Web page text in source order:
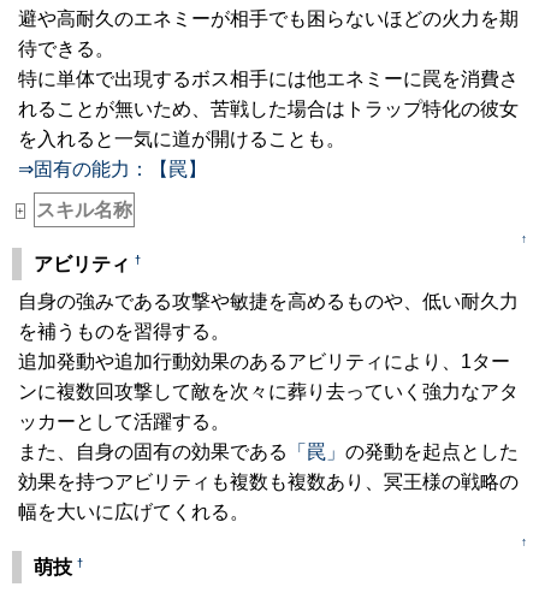
避や高耐久のエネミーが相手でも困らないほどの火力を期
待できる。
特に単体で出現するボス相手には他エネミーに罠を消費さ
れることが無いため、苦戦した場合はトラップ特化の彼女
を入れると一気に道が開けることも。
⇒固有の能力：【罠】
+ スキル名称
↑
アビリティ †
自身の強みである攻撃や敏捷を高めるものや、低い耐久力
を補うものを習得する。
追加発動や追加行動効果のあるアビリティにより、1ター
ンに複数回攻撃して敵を次々に葬り去っていく強力なアタ
ッカーとして活躍する。
また、自身の固有の効果である
「罠」 の発動を起点とした
効果を持つアビリティも複数も複数あり、冥王様の戦略の
幅を大いに広げてくれる。
↑
萌技 †